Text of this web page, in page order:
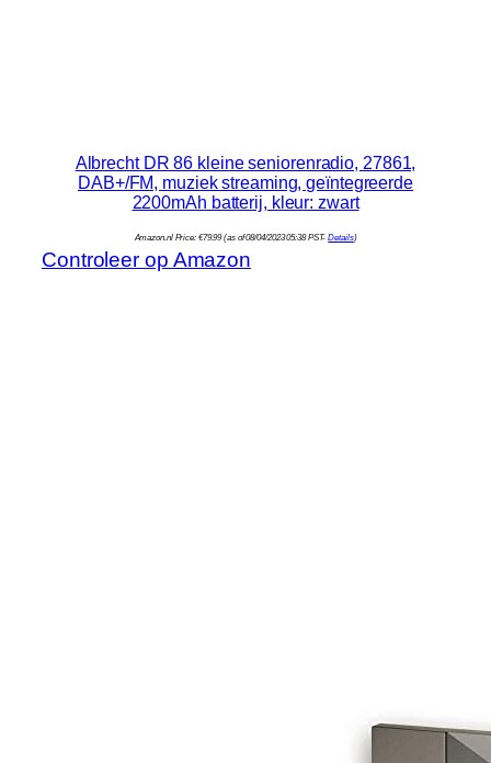
Albrecht DR 86 kleine seniorenradio, 27861,
DAB+/FM, muziek streaming, geïntegreerde
2200mAh batterij, kleur: zwart
Amazon.nl Price: €79.99(as of 08/04/2023 05:38 PST-Details)
Controleer op Amazon